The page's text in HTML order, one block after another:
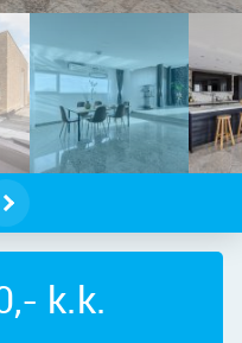
1505 XC –
k.k.